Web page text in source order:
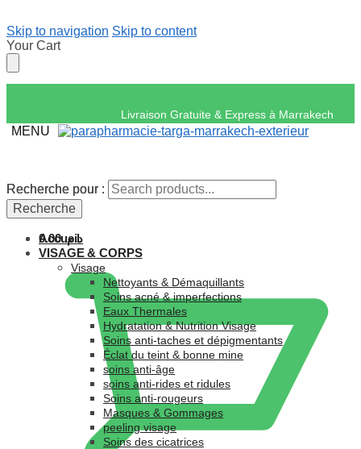
Skip to navigation Skip to content
Your Cart
Livraison Gratuite &
MENU
Recherche pour :
Recherche
د.م.0.00
Recherche pour :
Recherche
Accueil
VISAGE & CORPS
Visage
Nettoyants & Démaquillants
Soins acné & imperfections
Eaux Thermales
Hydratation & Nutrition Visage
Soins anti-taches et dépigmentants
Éclat du teint & bonne mine
soins anti-âge
soins anti-rides et ridules
Soins anti-rougeurs
Masques & Gommages
peeling visage
Soins des cicatrices